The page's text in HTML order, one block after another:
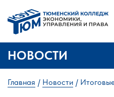
НОВОСТИ
Главная Новости